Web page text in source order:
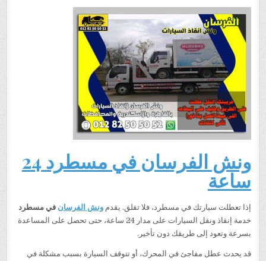
ونش الفرسان في مسطرد 24
ساعة
إذا تعطلت سيارتك في مسطرد، فلا تقلق. يقدمونش الفرسان في مسطرد
خدمة إنقاذ ونقل السيارات على مدار 24 ساعة، حتى تحصل على المساعدة
بسرعة وتعود إلى طريقك دون تأخير.
قد يحدث عطل مفاجئ في المحرك، أو تتوقف السيارة بسبب مشكلة في